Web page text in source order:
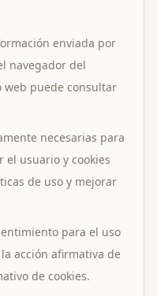
enviada por
navegador del
web puede consultar
necesarias para
el usuario y cookies
de uso y mejorar
para el uso
acción afirmativa de
de cookies.